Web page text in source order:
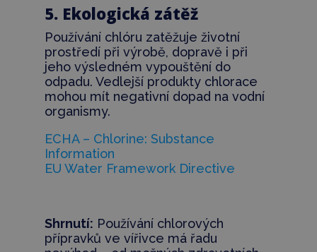
5. Ekologická zátěž
Používání chlóru zatěžuje životní
prostředí při výrobě, dopravě i při
jeho výsledném vypouštění do
odpadu. Vedlejší produkty chlorace
mohou mít negativní dopad na vodní
organismy.
ECHA – Chlorine: Substance
Information
EU Water Framework Directive
Shrnutí: Používání chlorových
přípravků ve vířivce má řadu